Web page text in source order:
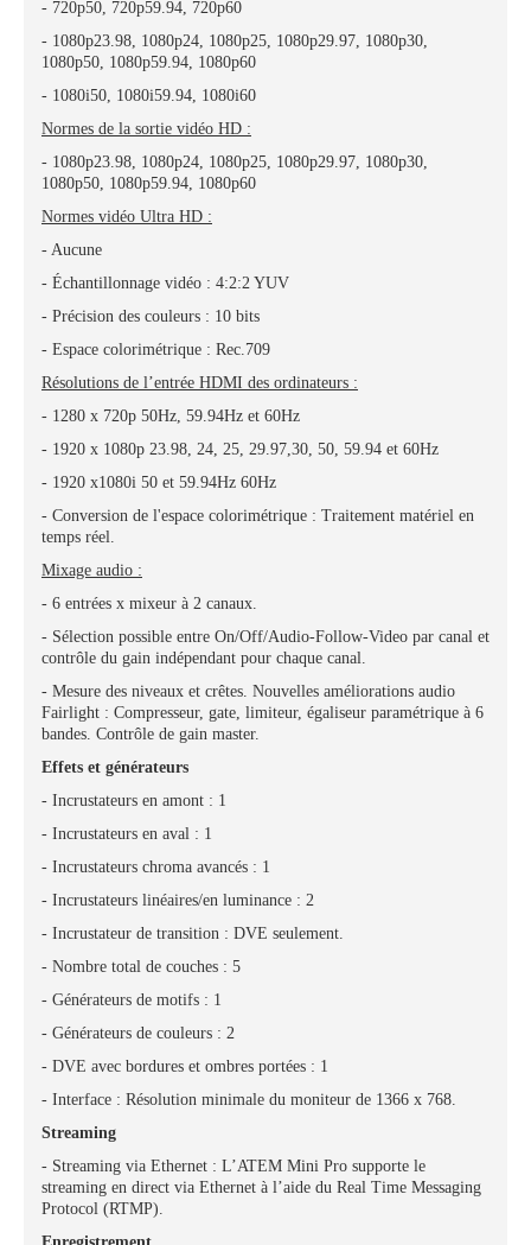
- 720p50, 720p59.94, 720p60
- 1080p23.98, 1080p24, 1080p25, 1080p29.97, 1080p30,
1080p50, 1080p59.94, 1080p60
- 1080i50, 1080i59.94, 1080i60
Normes de la sortie vidéo HD :
- 1080p23.98, 1080p24, 1080p25, 1080p29.97, 1080p30,
1080p50, 1080p59.94, 1080p60
Normes vidéo Ultra HD :
- Aucune
- Échantillonnage vidéo : 4:2:2 YUV
- Précision des couleurs : 10 bits
- Espace colorimétrique : Rec.709
Résolutions de l’entrée HDMI des ordinateurs :
- 1280 x 720p 50Hz, 59.94Hz et 60Hz
- 1920 x 1080p 23.98, 24, 25, 29.97,30, 50, 59.94 et 60Hz
- 1920 x1080i 50 et 59.94Hz 60Hz
- Conversion de l'espace colorimétrique : Traitement matériel en
temps réel.
Mixage audio :
- 6 entrées x mixeur à 2 canaux.
- Sélection possible entre On/Off/Audio-Follow-Video par canal et
contrôle du gain indépendant pour chaque canal.
- Mesure des niveaux et crêtes. Nouvelles améliorations audio
Fairlight : Compresseur, gate, limiteur, égaliseur paramétrique à 6
bandes. Contrôle de gain master.
Effets et générateurs
- Incrustateurs en amont : 1
- Incrustateurs en aval : 1
- Incrustateurs chroma avancés : 1
- Incrustateurs linéaires/en luminance : 2
- Incrustateur de transition : DVE seulement.
- Nombre total de couches : 5
- Générateurs de motifs : 1
- Générateurs de couleurs : 2
- DVE avec bordures et ombres portées : 1
- Interface : Résolution minimale du moniteur de 1366 x 768.
Streaming
- Streaming via Ethernet : L’ATEM Mini Pro supporte le
streaming en direct via Ethernet à l’aide du Real Time Messaging
Protocol (RTMP).
Enregistrement